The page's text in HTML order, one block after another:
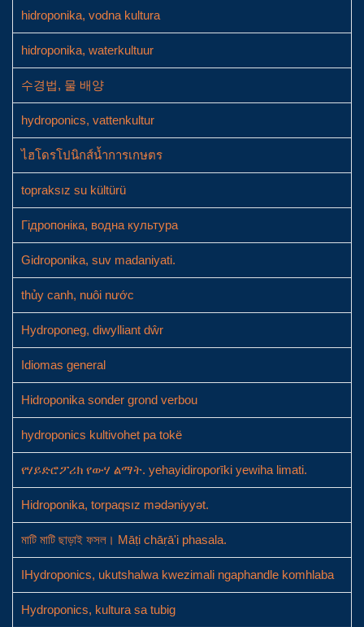
hidroponika, vodna kultura
hidroponika, waterkultuur
수경법, 물 배양
hydroponics, vattenkultur
ไฮโดรโปนิกส์น้ำการเกษตร
topraksız su kültürü
Гідропоніка, водна культура
Gidroponika, suv madaniyati.
thủy canh, nuôi nước
Hydroponeg, diwylliant dŵr
Idiomas general
Hidroponika sonder grond verbou
hydroponics kultivohet pa tokë
የሃይድሮፖሪክ የውሃ ልማት. yehayidiroporīki yewiha limati.
Hidroponika, torpaqsız mədəniyyət.
মাটি মাটি ছাড়াই ফসল। Māṭi chāṛā'i phasala.
IHydroponics, ukutshalwa kwezimali ngaphandle komhlaba
Hydroponics, kultura sa tubig